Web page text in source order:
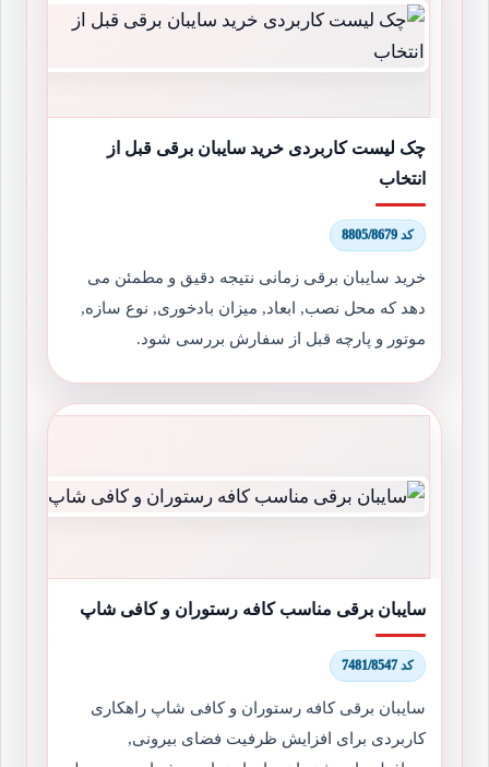
چک لیست کاربردی خرید سایبان برقی قبل از
انتخاب
کد 8805/8679
خرید سایبان برقی زمانی نتیجه دقیق و مطمئن می
دهد که محل نصب, ابعاد, میزان بادخوری, نوع سازه,
موتور و پارچه قبل از سفارش بررسی شود.
سایبان برقی مناسب کافه رستوران و کافی شاپ
کد 7481/8547
سایبان برقی کافه رستوران و کافی شاپ راهکاری
کاربردی برای افزایش ظرفیت فضای بیرونی,